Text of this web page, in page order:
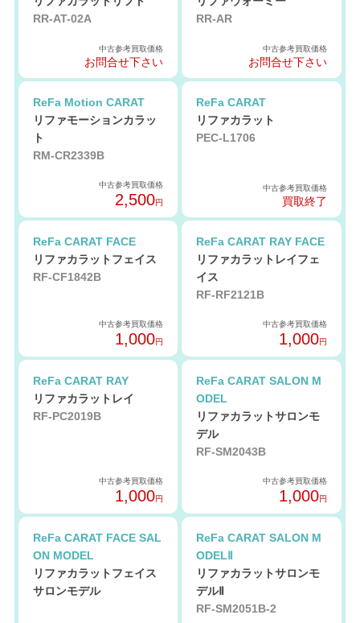
RR-AT-02A
中古参考買取価格
お問合せ下さい
RR-AR
中古参考買取価格
お問合せ下さい
ReFa Motion CARAT
リファモーションカラッ
ト
RM-CR2339B
中古参考買取価格
2,500円
ReFa CARAT
リファカラット
PEC-L1706
中古参考買取価格
買取終了
ReFa CARAT FACE
リファカラットフェイス
RF-CF1842B
中古参考買取価格
1,000円
ReFa CARAT RAY FACE
リファカラットレイフェ
イス
RF-RF2121B
中古参考買取価格
1,000円
ReFa CARAT RAY
リファカラットレイ
RF-PC2019B
中古参考買取価格
1,000円
ReFa CARAT SALON M
ODEL
リファカラットサロンモ
デル
RF-SM2043B
中古参考買取価格
1,000円
ReFa CARAT FACE SAL
ON MODEL
リファカラットフェイス
サロンモデル
ReFa CARAT SALON M
ODELⅡ
リファカラットサロンモ
デルⅡ
RF-SM2051B-2